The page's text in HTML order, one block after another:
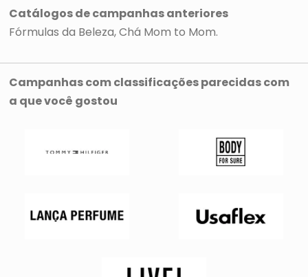
- Tangerina
Com Cúrcuma
- 200g
- Limão Com
Gengibre
- 200g
- 240g
Catálogos de campanhas anteriores
Fórmulas da Beleza Chá Mom to Mom
Campanhas com classificações parecidas com
a que você gostou